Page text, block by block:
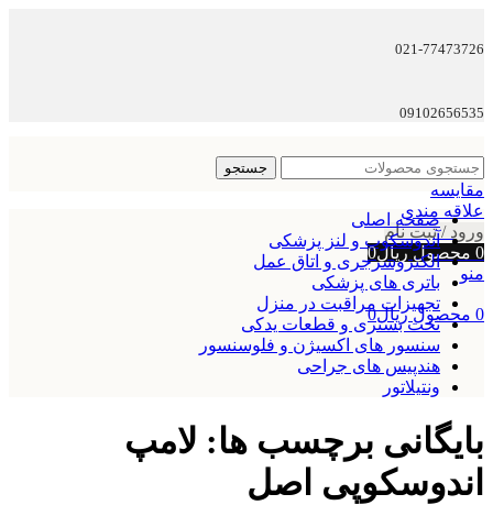
021-77473726
09102656535
جستجو
مقایسه
علاقه مندی
ورود / ثبت نام
0 محصول ریال0
منو
0 محصول ریال0
صفحه اصلی
آندوسکوپ و لنز پزشکی
الکتروسرجری و اتاق عمل
باتری های پزشکی
تجهیزات مراقبت در منزل
تخت بستری و قطعات یدکی
سنسور های اکسیژن و فلوسنسور
هندپیس های جراحی
ونتیلاتور
بایگانی برچسب ها: لامپ
اندوسکوپی اصل